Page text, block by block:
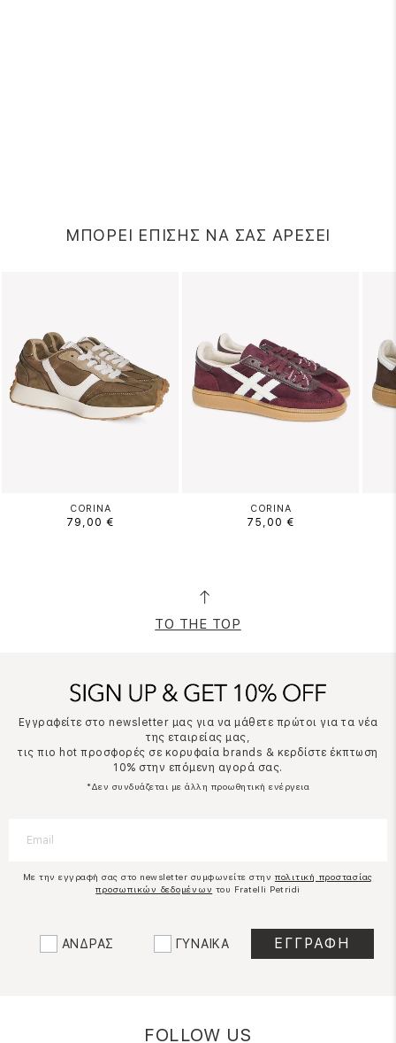
ΜΠΟΡΕΙ ΕΠΙΣΗΣ ΝΑ ΣΑΣ ΑΡΕΣΕΙ
CORINA
79,00 €
CORINA
75,00 €
TO THE TOP
Εγγραφείτε στο newsletter μας για να μάθετε πρώτοι για τα νέα
της εταιρείας μας,
τις πιο hot προσφορές σε κορυφαία brands & κερδίστε έκπτωση
10% στην επόμενη αγορά σας.
*Δεν συνδυάζεται με άλλη προωθητική ενέργεια
Με την εγγραφή σας στο newsletter συμφωνείτε στην πολιτική προστασίας
προσωπικών δεδομένων του Fratelli Petridi
ΑΝΔΡΑΣ ΓΥΝΑΙΚΑ
FOLLOW US